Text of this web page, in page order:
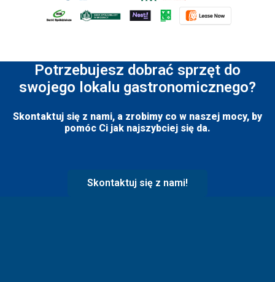
Potrzebujesz dobrać sprzęt do
swojego lokalu gastronomicznego?
Skontaktuj się z nami, a zrobimy co w naszej mocy, by
pomóc Ci jak najszybciej się da.
Skontaktuj się z nami!